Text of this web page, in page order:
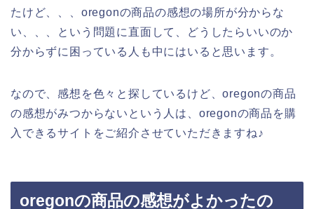
たけど、、、oregonの商品の感想の場所が分からな
い、、、という問題に直面して、どうしたらいいのか
分からずに困っている人も中にはいると思います。
なので、感想を色々と探しているけど、oregonの商品
の感想がみつからないという人は、oregonの商品を購
入できるサイトをご紹介させていただきますね♪
oregonの商品の感想がよかったの